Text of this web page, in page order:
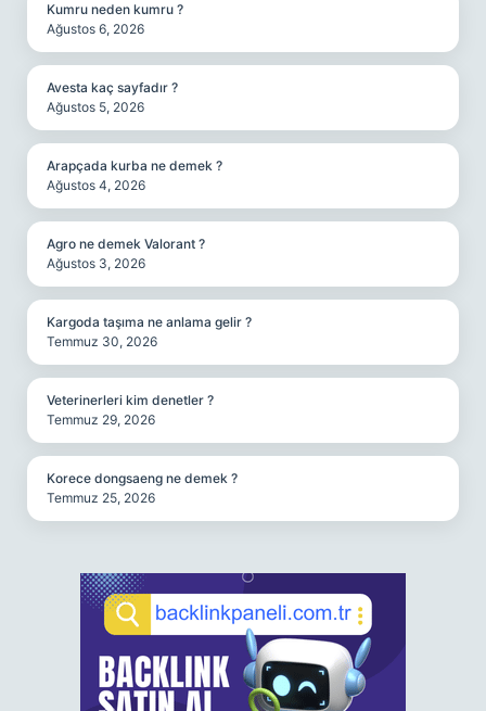
Kumru neden kumru ?
Ağustos 6, 2026
Avesta kaç sayfadır ?
Ağustos 5, 2026
Arapçada kurba ne demek ?
Ağustos 4, 2026
Agro ne demek Valorant ?
Ağustos 3, 2026
Kargoda taşıma ne anlama gelir ?
Temmuz 30, 2026
Veterinerleri kim denetler ?
Temmuz 29, 2026
Korece dongsaeng ne demek ?
Temmuz 25, 2026